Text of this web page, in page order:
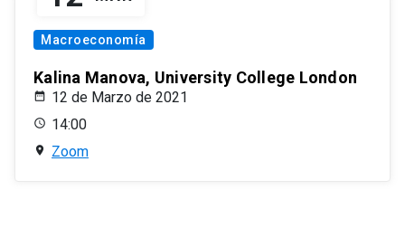
Macroeconomía
Kalina Manova, University College London
12 de Marzo de 2021
14:00
Zoom